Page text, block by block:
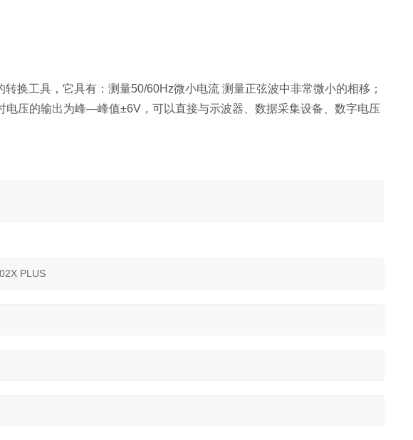
工具，它具有：测量50/60Hz微小电流 测量正弦波中非常微小的相移；
压的输出为峰—峰值±6V，可以直接与示波器、数据采集设备、数字电压